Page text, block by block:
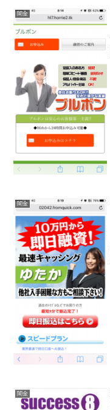
闇金
闇金
闇金